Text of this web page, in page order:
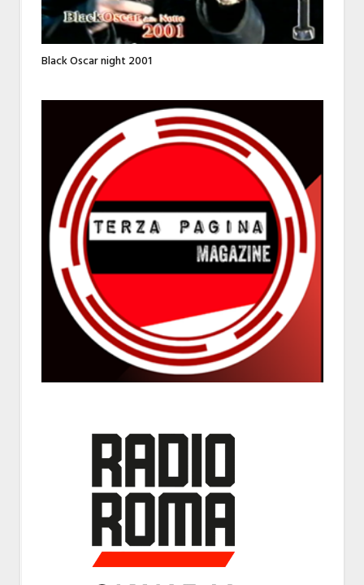
Black Oscar night 2001